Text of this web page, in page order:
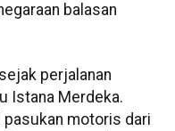
balasan
perjalanan
Istana Merdeka.
pasukan motoris dari